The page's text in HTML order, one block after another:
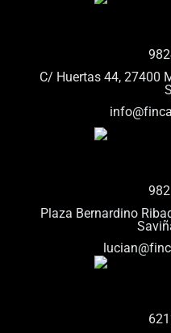
C/ Huertas 44, 27400
Plaza Bernardino